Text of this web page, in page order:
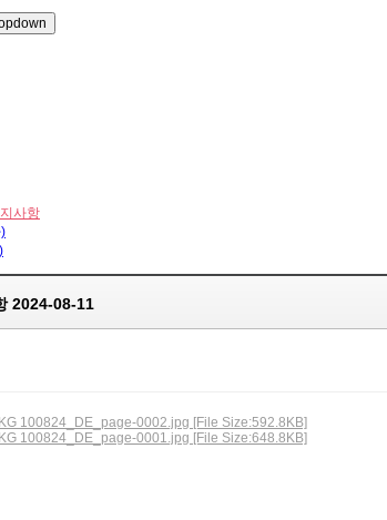
사항
2024-08-11
100824_DE_page-0002.jpg [File Size:592.8KB]
100824_DE_page-0001.jpg [File Size:648.8KB]